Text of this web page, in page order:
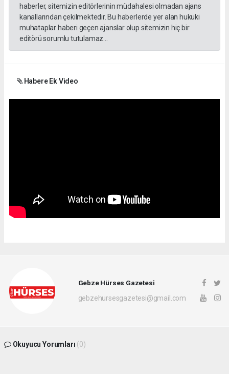
haberler, sitemizin editörlerinin müdahalesi olmadan ajans
kanallarından çekilmektedir. Bu haberlerde yer alan hukuki
muhataplar haberi geçen ajanslar olup sitemizin hiç bir
editörü sorumlu tutulamaz...
Habere Ek Video
Gebze Hürses Gazetesi
gebzehursesgazetesi@gmail.com
Okuyucu Yorumları (0)